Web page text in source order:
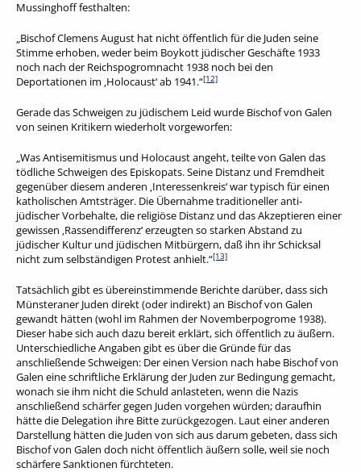
Mussinghoff festhalten:
„Bischof Clemens August hat nicht öffentlich für die Juden seine
Stimme erhoben, weder beim Boykott jüdischer Geschäfte 1933
noch nach der Reichspogromnacht 1938 noch bei den
Deportationen im ‚Holocaust‘ ab 1941.“[12]
Gerade das Schweigen zu jüdischem Leid wurde Bischof von Galen
von seinen Kritikern wiederholt vorgeworfen:
„Was Antisemitismus und Holocaust angeht, teilte von Galen das
tödliche Schweigen des Episkopats. Seine Distanz und Fremdheit
gegenüber diesem anderen ‚Interessenkreis‘ war typisch für einen
katholischen Amtsträger. Die Übernahme traditioneller anti-
jüdischer Vorbehalte, die religiöse Distanz und das Akzeptieren einer
gewissen ‚Rassendifferenz‘ erzeugten so starken Abstand zu
jüdischer Kultur und jüdischen Mitbürgern, daß ihn ihr Schicksal
nicht zum selbständigen Protest anhielt.“[13]
Tatsächlich gibt es übereinstimmende Berichte darüber, dass sich
Münsteraner Juden direkt (oder indirekt) an Bischof von Galen
gewandt hätten (wohl im Rahmen der Novemberpogrome 1938).
Dieser habe sich auch dazu bereit erklärt, sich öffentlich zu äußern.
Unterschiedliche Angaben gibt es über die Gründe für das
anschließende Schweigen: Der einen Version nach habe Bischof von
Galen eine schriftliche Erklärung der Juden zur Bedingung gemacht,
wonach sie ihm nicht die Schuld anlasteten, wenn die Nazis
anschließend schärfer gegen Juden vorgehen würden; daraufhin
hätte die Delegation ihre Bitte zurückgezogen. Laut einer anderen
Darstellung hätten die Juden von sich aus darum gebeten, dass sich
Bischof von Galen doch nicht öffentlich äußern solle, weil sie noch
schärfere Sanktionen fürchteten.